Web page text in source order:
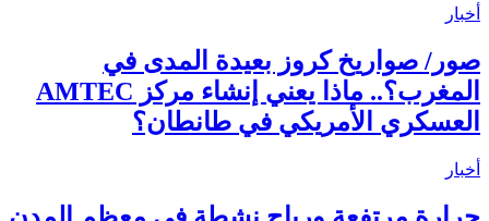
أخبار
صور/ صواريخ كروز بعيدة المدى في
المغرب؟.. ماذا يعني إنشاء مركز AMTEC
العسكري الأمريكي في طانطان؟
أخبار